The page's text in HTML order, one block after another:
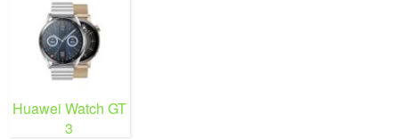
Huawei Watch GT
3